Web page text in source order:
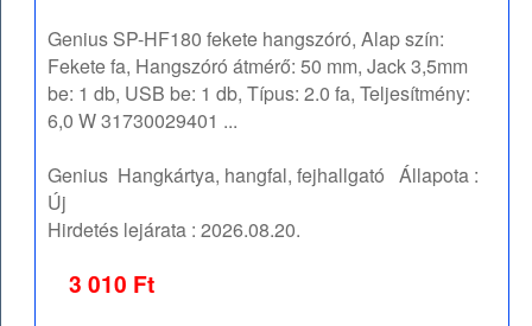
Genius SP-HF180 fekete hangszóró, Alap szín:
Fekete fa, Hangszóró átmérő: 50 mm, Jack 3,5mm
be: 1 db, USB be: 1 db, Típus: 2.0 fa, Teljesítmény:
6,0 W 31730029401 ...
Genius Hangkártya, hangfal, fejhallgató Állapota :
Új
Hirdetés lejárata :2026.08.20.
3 010 Ft